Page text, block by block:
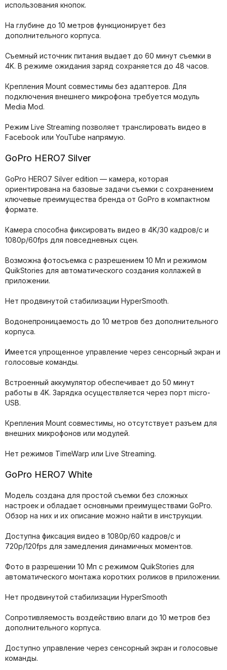
использования кнопок.
На глубине до 10 метров функционирует без
дополнительного корпуса.
Съемный источник питания выдает до 60 минут съемки в
4K. В режиме ожидания заряд сохраняется до 48 часов.
Крепления Mount совместимы без адаптеров. Для
подключения внешнего микрофона требуется модуль
Media Mod.
Режим Live Streaming позволяет транслировать видео в
Facebook или YouTube напрямую.
GoPro HERO7 Silver
GoPro HERO7 Silver edition — камера, которая
ориентирована на базовые задачи съемки с сохранением
ключевые преимущества бренда от GoPro в компактном
формате.
Камера способна фиксировать видео в 4K/30 кадров/с и
1080p/60fps для повседневных сцен.
Возможна фотосъемка с разрешением 10 Мп и режимом
QuikStories для автоматического создания коллажей в
приложении.
Нет продвинутой стабилизации HyperSmooth.
Водонепроницаемость до 10 метров без дополнительного
корпуса.
Имеется упрощенное управление через сенсорный экран и
голосовые команды.
Встроенный аккумулятор обеспечивает до 50 минут
работы в 4K. Зарядка осуществляется через порт micro-
USB.
Крепления Mount совместимы, но отсутствует разъем для
внешних микрофонов или модулей.
Нет режимов TimeWarp или Live Streaming.
GoPro HERO7 White
Модель создана для простой съемки без сложных
настроек и обладает основными преимуществами GoPro.
Обзор на них и их описание можно найти в инструкции.
Доступна фиксация видео в 1080p/60 кадров/с и
720p/120fps для замедления динамичных моментов.
Фото в разрешении 10 Мп с режимом QuikStories для
автоматического монтажа коротких роликов в приложении.
Нет продвинутой стабилизации HyperSmooth
Сопротивляемость воздействию влаги до 10 метров без
дополнительного корпуса.
Доступно управление через сенсорный экран и голосовые
команды.